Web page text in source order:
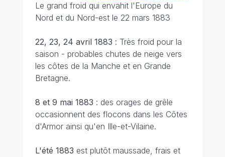
Le grand froid qui envahit l'Europe du
Nord et du Nord-est le 22 mars 1883
22, 23, 24 avril 1883 : Très froid pour la
saison - probables chutes de neige vers
les côtes de la Manche et en Grande
Bretagne.
8 et 9 mai 1883 : des orages de grêle
occasionnent des flocons dans les Côtes
d'Armor ainsi qu'en Ille-et-Vilaine.
L'été 1883 est plutôt maussade, frais et